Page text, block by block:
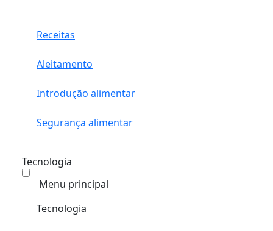
Receitas
Aleitamento
Introdução alimentar
Segurança alimentar
Tecnologia
Menu principal
Tecnologia